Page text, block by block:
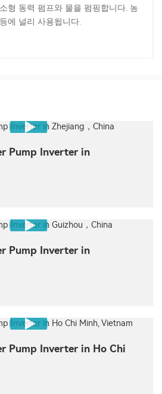
형 동력 펌프와 물을 펌핑합니다. 농
에 널리 사용됩니다.
Pump Inverter in
Pump Inverter in
Pump Inverter in Ho Chi